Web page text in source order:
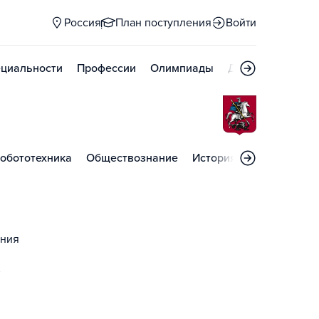
Россия План поступления Войти
Профессии Олимпиады Дни открытых
Обществознание История